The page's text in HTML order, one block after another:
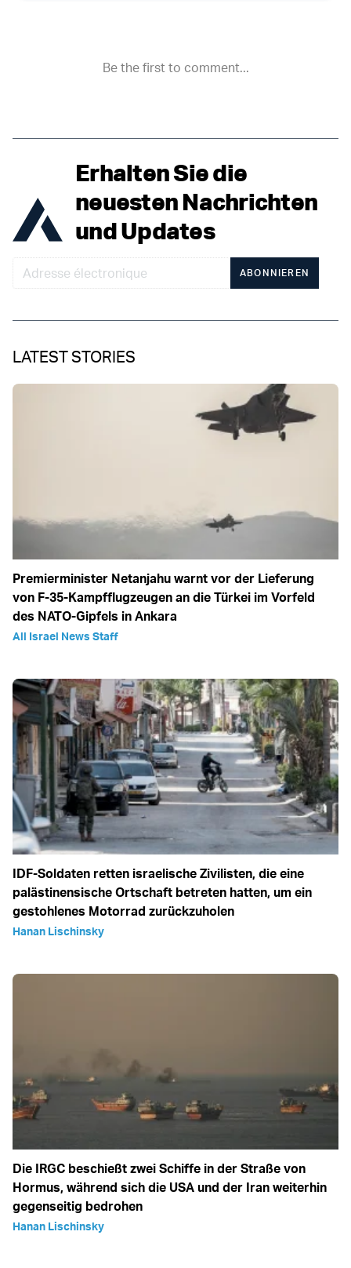
Erhalten Sie die
neuesten Nachrichten
und Updates
ABONNIEREN
LATEST STORIES
Premierminister Netanjahu warnt vor der Lieferung
von F-35-Kampfflugzeugen an die Türkei im Vorfeld
des NATO-Gipfels in Ankara
All Israel News Staff
IDF-Soldaten retten israelische Zivilisten, die eine
palästinensische Ortschaft betreten hatten, um ein
gestohlenes Motorrad zurückzuholen
Hanan Lischinsky
Die IRGC beschießt zwei Schiffe in der Straße von
Hormus, während sich die USA und der Iran weiterhin
gegenseitig bedrohen
Hanan Lischinsky